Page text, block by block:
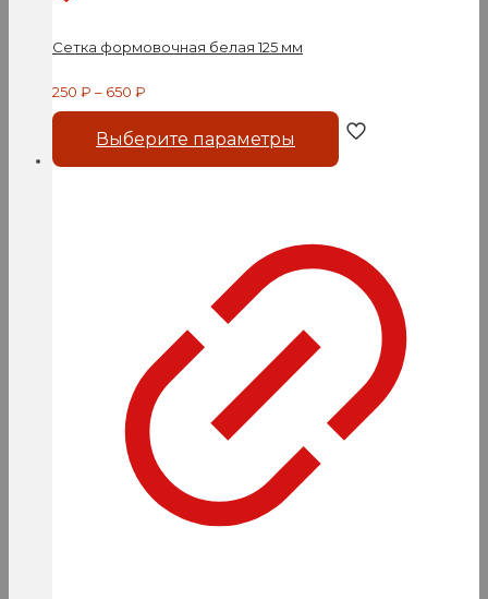
Сетка формовочная белая 125 мм
250 ₽ – 650 ₽
Выберите параметры
Этот
можно
выбрать
на
странице
товара.